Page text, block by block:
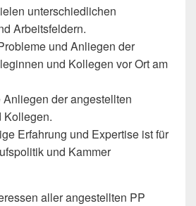
unterschiedlichen
Arbeitsfeldern.
und Anliegen der
und Kollegen vor Ort am
der angestellten
Kollegen.
Erfahrung und Expertise ist für
und Kammer
aller angestellten PP